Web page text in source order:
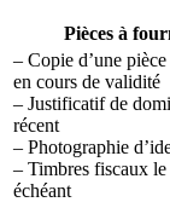
Pièces à
– Copie d’une
en cours de validité
– Justificatif de
récent
– Photographie
– Timbres fiscaux le
échéant